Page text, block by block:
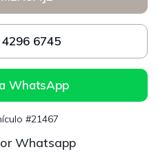
6745
WhatsApp
#21467
Whatsapp